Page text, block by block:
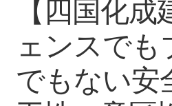
キ
ッ
プ
プお問合せ
【四国化
ェンスでも
でもない安